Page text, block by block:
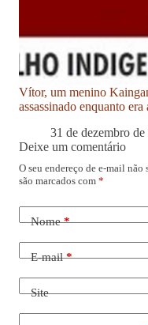
Vítor, um menino
assassinado enquanto
31 de dezembro
Deixe um comentário
O seu endereço de e-mail não
são marcados com *
Nome*
E-mail*
Site